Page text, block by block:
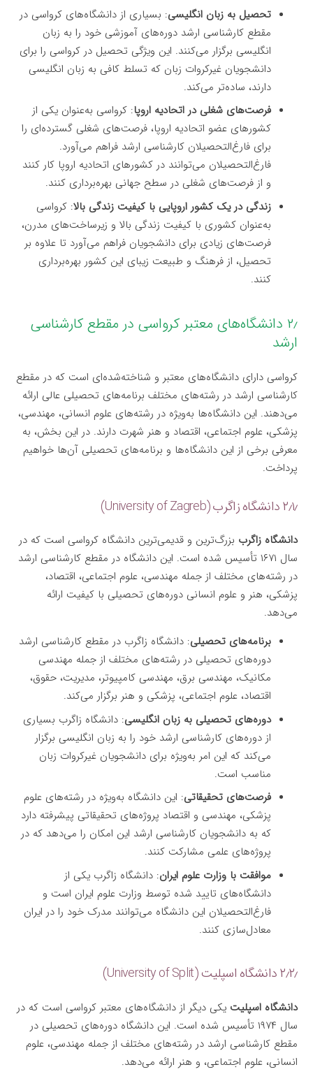
تحصیل به زبان انگلیسی: بسیاری از دانشگاه‌های کرواسی در
مقطع کارشناسی ارشد دوره‌های آموزشی خود را به زبان
انگلیسی برگزار می‌کنند. این ویژگی تحصیل در کرواسی را برای
دانشجویان غیرکروات زبان که تسلط کافی به زبان انگلیسی
دارند، ساده‌تر می‌کند.
فرصت‌های شغلی در اتحادیه اروپا: کرواسی به‌عنوان یکی از
کشورهای عضو اتحادیه اروپا، فرصت‌های شغلی گسترده‌ای را
برای فارغ‌التحصیلان کارشناسی ارشد فراهم می‌آورد.
فارغ‌التحصیلان می‌توانند در کشورهای اتحادیه اروپا کار کنند
و از فرصت‌های شغلی در سطح جهانی بهره‌برداری کنند.
زندگی در یک کشور اروپایی با کیفیت زندگی بالا: کرواسی
به‌عنوان کشوری با کیفیت زندگی بالا و زیرساخت‌های مدرن،
فرصت‌های زیادی برای دانشجویان فراهم می‌آورد تا علاوه بر
تحصیل، از فرهنگ و طبیعت زیبای این کشور بهره‌برداری
کنند.
۲٫ دانشگاه‌های معتبر کرواسی در مقطع کارشناسی
ارشد
کرواسی دارای دانشگاه‌های معتبر و شناخته‌شده‌ای است که در مقطع
کارشناسی ارشد در رشته‌های مختلف برنامه‌های تحصیلی عالی ارائه
می‌دهند. این دانشگاه‌ها به‌ویژه در رشته‌های علوم انسانی، مهندسی،
پزشکی، علوم اجتماعی، اقتصاد و هنر شهرت دارند. در این بخش، به
معرفی برخی از این دانشگاه‌ها و برنامه‌های تحصیلی آن‌ها خواهیم
پرداخت.
۲٫۱٫ دانشگاه زاگرب (University of Zagreb)
دانشگاه زاگرب بزرگ‌ترین و قدیمی‌ترین دانشگاه کرواسی است که در
سال ۱۶۷۱ تأسیس شده است. این دانشگاه در مقطع کارشناسی ارشد
در رشته‌های مختلف از جمله مهندسی، علوم اجتماعی، اقتصاد،
پزشکی، هنر و علوم انسانی دوره‌های تحصیلی با کیفیت ارائه
می‌دهد.
برنامه‌های تحصیلی: دانشگاه زاگرب در مقطع کارشناسی ارشد
دوره‌های تحصیلی در رشته‌های مختلف از جمله مهندسی
مکانیک، مهندسی برق، مهندسی کامپیوتر، مدیریت، حقوق،
اقتصاد، علوم اجتماعی، پزشکی و هنر برگزار می‌کند.
دوره‌های تحصیلی به زبان انگلیسی: دانشگاه زاگرب بسیاری
از دوره‌های کارشناسی ارشد خود را به زبان انگلیسی برگزار
می‌کند که این امر به‌ویژه برای دانشجویان غیرکروات زبان
مناسب است.
فرصت‌های تحقیقاتی: این دانشگاه به‌ویژه در رشته‌های علوم
پزشکی، مهندسی و اقتصاد پروژه‌های تحقیقاتی پیشرفته دارد
که به دانشجویان کارشناسی ارشد این امکان را می‌دهد که در
پروژه‌های علمی مشارکت کنند.
موافقت با وزارت علوم ایران: دانشگاه زاگرب یکی از
دانشگاه‌های تایید شده توسط وزارت علوم ایران است و
فارغ‌التحصیلان این دانشگاه می‌توانند مدرک خود را در ایران
معادل‌سازی کنند.
۲٫۲٫ دانشگاه اسپلیت (University of Split)
دانشگاه اسپلیت یکی دیگر از دانشگاه‌های معتبر کرواسی است که در
سال ۱۹۷۴ تأسیس شده است. این دانشگاه دوره‌های تحصیلی در
مقطع کارشناسی ارشد در رشته‌های مختلف از جمله مهندسی، علوم
انسانی، علوم اجتماعی، و هنر ارائه می‌دهد.